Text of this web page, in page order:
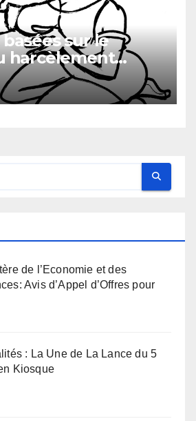
sur le
harcèlement
de l’Economie et des
Avis d’Appel d’Offres pour
: La Une de La Lance du 5
Kiosque